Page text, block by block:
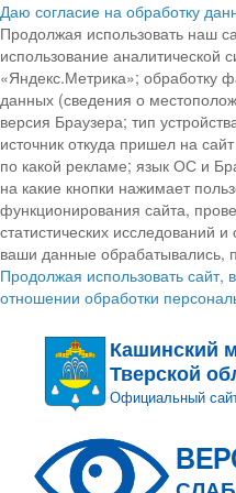
Даю согласие на обработку
Продолжая использовать наш
использование аналитической
«Яндекс.Метрика»; обработку
данных (сведения о
версия Браузера; тип
источник откуда пришел на
по какой рекламе; язык ОС и
на какие кнопки нажимает
функционирования сайта,
статистических исследований
ваши данные обрабатывались,
Продолжая использовать сайт,
отношении обработки